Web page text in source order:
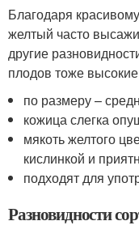
Благодаря
желтый часто
другие
плодов тоже
по размеру –
кожица слегка
мякоть желтого
кислинкой и
подходят для
Разновидности